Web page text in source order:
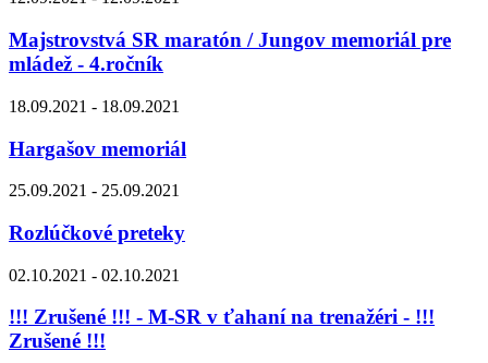
Majstrovstvá SR maratón / Jungov memoriál pre
mládež - 4.ročník
18.09.2021 - 18.09.2021
Hargašov memoriál
25.09.2021 - 25.09.2021
Rozlúčkové preteky
02.10.2021 - 02.10.2021
!!! Zrušené !!! - M-SR v ťahaní na trenažéri - !!!
Zrušené !!!